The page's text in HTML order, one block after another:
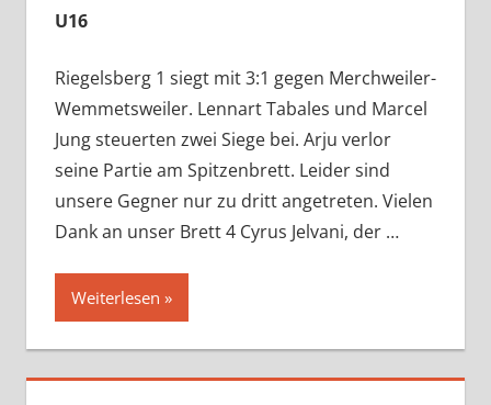
U16
Riegelsberg 1 siegt mit 3:1 gegen Merchweiler-
Wemmetsweiler. Lennart Tabales und Marcel
Jung steuerten zwei Siege bei. Arju verlor
seine Partie am Spitzenbrett. Leider sind
unsere Gegner nur zu dritt angetreten. Vielen
Dank an unser Brett 4 Cyrus Jelvani, der …
Weiterlesen